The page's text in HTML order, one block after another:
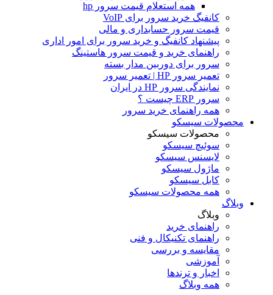
همه استعلام قیمت سرور hp
کانفیگ خرید سرور برای VoIP
قیمت سرور حسابداری و مالی
پیشنهاد کانفیگ و خرید سرور برای امور اداری
راهنمای خرید و قیمت سرور هاستینگ
سرور برای دوربین مدار بسته
تعمیر سرور HP | تعمیر سرور
نمایندگی سرور HP در ایران
سرور ERP چیست ؟
همه راهنمای خرید سرور
محصولات سیسکو
محصولات سیسکو
سوئیچ سیسکو
لایسنس سیسکو
ماژول سیسکو
کابل سیسکو
همه محصولات سیسکو
وبلاگ
وبلاگ
راهنمای خرید
راهنمای تکنیکال و فنی
مقایسه و بررسی
آموزشی
اخبار و ترندها
همه وبلاگ